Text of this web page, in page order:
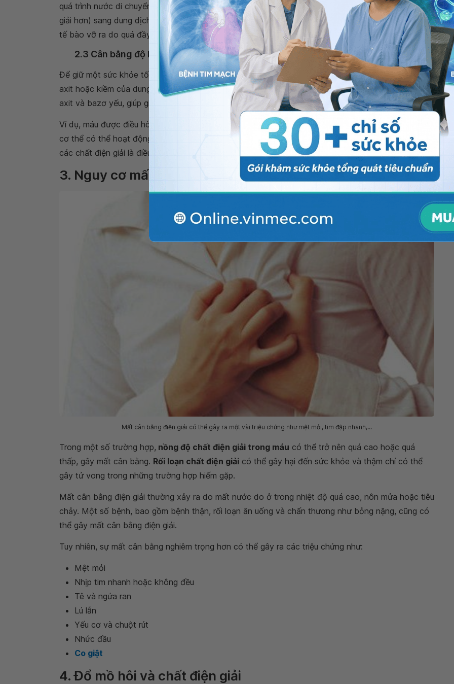
quá trình nước di chuyển qua thành màng tế bào từ dung dịch loãng (nhiều nước hơn và ít chất điện
giải hơn) sang dung dịch đậm đặc hơn (ít nước hơn và nhiều chất điện giải hơn). Điều này ngăn các
tế bào vỡ ra do quá đầy nước hoặc co lại do mất nước.
2.3 Cân bằng độ PH
Để giữ một sức khỏe tốt, cơ thể cần điều chỉnh độ pH ở mức cân bằng.Độ pHlà thước đo mức độ
axit hoặc kiềm của dung dịch. Trong cơ thể, nó được điều chỉnh bởi các chất đệm hóa học, hoặc
axit và bazơ yếu, giúp giảm thiểu những thay đổi trong môi trường bên trong cơ thể.
Ví dụ, máu được điều hòa ở mức pH khoảng 7,35 đến 7,45. Nếu độ pH đi chệch khỏi khoảng này,
cơ thể có thể hoạt động không bình thường gây ra ảnh hưởng đến sức khỏe. Duy trì sự cân bằng
các chất điện giải là điều cơ bản để duy trì mức độ pH trong máu được khỏe mạnh.
3. Nguy cơ mất cân bằng điện giải
Mất cân bằng điện giải có thể gây ra một vài triệu chứng như mệt mỏi, tim đập nhanh,...
Trong một số trường hợp, nồng độ chất điện giải trong máu có thể trở nên quá cao hoặc quá
thấp, gây mất cân bằng. Rối loạn chất điện giải có thể gây hại đến sức khỏe và thậm chí có thể
gây tử vong trong những trường hợp hiếm gặp.
Mất cân bằng điện giải thường xảy ra do mất nước do ở trong nhiệt độ quá cao, nôn mửa hoặc tiêu
chảy. Một số bệnh, bao gồm bệnh thận, rối loạn ăn uống và chấn thương như bỏng nặng, cũng có
thể gây mất cân bằng điện giải.
Tuy nhiên, sự mất cân bằng nghiêm trọng hơn có thể gây ra các triệu chứng như:
Mệt mỏi
Nhịp tim nhanh hoặc không đều
Tê và ngứa ran
Lú lẫn
Yếu cơ và chuột rút
Nhức đầu
Co giật
4. Đổ mồ hôi và chất điện giải